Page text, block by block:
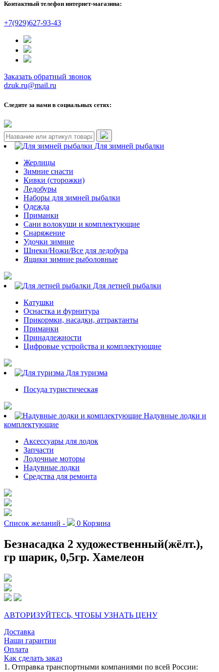
Контактный телефон интернет-магазина:
+7(929)627-93-43
Заказать обратный звонок
dzuk.ru@mail.ru
Следите за нами в социальных сетях:
Для зимней рыбалки
Жерлицы
Зимние снасти
Кивки (сторожки)
Ледобуры
Наборы для зимней рыбалки
Одежда
Приманки
Сани волокуши и комплектующие
Снаряжение
Удочки зимние
Шнеки/Ножи/Все для ледобура
Ящики зимние рыболовные
Для летней рыбалки
Катушки
Оснастка и фурнитура
Прикормки, насадки, аттрактанты
Приманки
Принадлежности
Цифровые устройства и комплектующие
Для туризма
Посуда туристическая
Надувные лодки и
комплектующие
Аксессуары для лодок
Запчасти
Лодочные моторы
Надувные лодки
Средства для ремонта
Список желаний - 0 Корзина
Безнасадка 2 художественный(жёлт.),
гр шарик, 0,5гр. Хамелеон
АВТОРИЗУЙТЕСЬ, ЧТОБЫ УЗНАТЬ ЦЕНУ
Доставка
Наши гарантии
Оплата
Как сделать заказ
1. Отправка транспортными компаниями по всей России: